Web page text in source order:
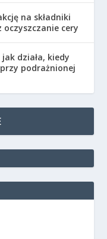
na składniki
oczyszczanie cery
działa, kiedy
podrażnionej